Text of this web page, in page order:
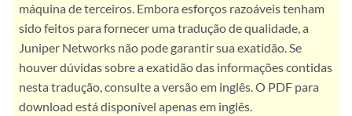
máquina de terceiros. Embora esforços razoáveis tenham
sido feitos para fornecer uma tradução de qualidade, a
Juniper Networks não pode garantir sua exatidão. Se
houver dúvidas sobre a exatidão das informações contidas
nesta tradução, consulte a versão em inglês. O PDF para
download está disponível apenas em inglês.